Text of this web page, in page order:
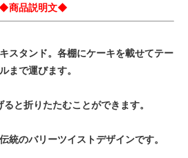
◆商品説明文◆
スタンド。各棚にケーキを載せてテー
まで運びます。
と折りたたむことができます。
統のバリーツイストデザインです。